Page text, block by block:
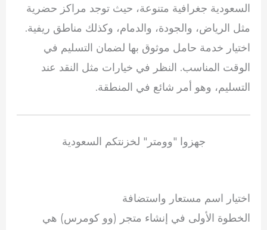
السعودية جغرافية متنوعة، حيث توجد مراكز حضرية
مثل الرياض، والجودة، والدمام، وكذلك مناطق ريفية.
اختيار خدمة حامل موثوق بها لضمان التسليم في
الوقت المناسب. النظر في خيارات مثل النقد عند
التسليم، وهو أمر شائع في المنطقة.
جهزوا "وومتر" لخزنتكم السعودية
اختيار اسم مستعار واستضافة
الخطوة الأولى في إنشاء متجر (وو كومرس) هي